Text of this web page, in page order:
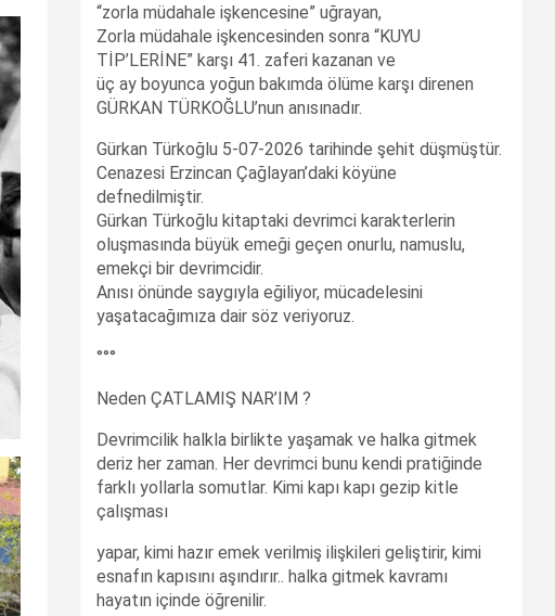
“zorla müdahale işkencesine” uğrayan,
Zorla müdahale işkencesinden sonra “KUYU
TİP’LERİNE” karşı 41. zaferi kazanan ve
üç ay boyunca yoğun bakımda ölüme karşı direnen
GÜRKAN TÜRKOĞLU’nun anısınadır.
Gürkan Türkoğlu 5-07-2026 tarihinde şehit düşmüştür.
Cenazesi Erzincan Çağlayan’daki köyüne
defnedilmiştir.
Gürkan Türkoğlu kitaptaki devrimci karakterlerin
oluşmasında büyük emeği geçen onurlu, namuslu,
emekçi bir devrimcidir.
Anısı önünde saygıyla eğiliyor, mücadelesini
yaşatacağımıza dair söz veriyoruz.
°°°
Neden ÇATLAMIŞ NAR’IM ?
Devrimcilik halkla birlikte yaşamak ve halka gitmek
deriz her zaman. Her devrimci bunu kendi pratiğinde
farklı yollarla somutlar. Kimi kapı kapı gezip kitle
çalışması
yapar, kimi hazır emek verilmiş ilişkileri geliştirir, kimi
esnafın kapısını aşındırır.. halka gitmek kavramı
hayatın içinde öğrenilir.